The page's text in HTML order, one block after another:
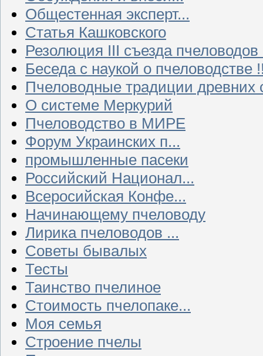
Общестенная эксперт...
Статья Кашковского
Резолюция III съезда
Беседа с наукой о пчеловодстве
Пчеловодные традиции древних
О системе Меркурий
Пчеловодство в МИРЕ
Форум Украинских п...
промышленные пасеки
Российский Национал...
Всеросийская Конфе...
Начинающему пчеловоду
Лирика пчеловодов ...
Советы бывалых
Тесты
Таинство пчелиное
Стоимость пчелопаке...
Моя семья
Строение пчелы